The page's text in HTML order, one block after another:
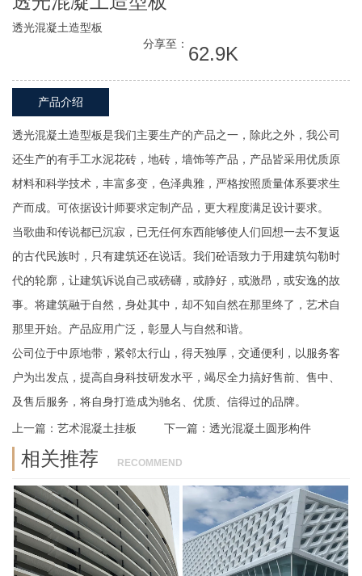
透光混凝土造型板
分享至： 62.9K
产品介绍
透光混凝土造型板是我们主要生产的产品之一，除此之外，我公司
还生产的有手工水泥花砖，地砖，墙饰等产品，产品皆采用优质原
材料和科学技术，丰富多变，色泽典雅，严格按照质量体系要求生
产而成。可依据设计师要求定制产品，更大程度满足设计要求。
当歌曲和传说都已沉寂，已无任何东西能够使人们回想一去不复返
的古代民族时，只有建筑还在说话。我们砼语致力于用建筑勾勒时
代的轮廓，让建筑诉说自己或磅礴，或静好，或激昂，或安逸的故
事。将建筑融于自然，身处其中，却不知自然在那里终了，艺术自
那里开始。产品应用广泛，彰显人与自然和谐。
公司位于中原地带，紧邻太行山，得天独厚，交通便利，以服务客
户为出发点，提高自身科技研发水平，竭尽全力搞好售前、售中、
及售后服务，将自身打造成为驰名、优质、信得过的品牌。
上一篇： 艺术混凝土挂板 下一篇：透光混凝土圆形构件
相关推荐 RECOMMEND